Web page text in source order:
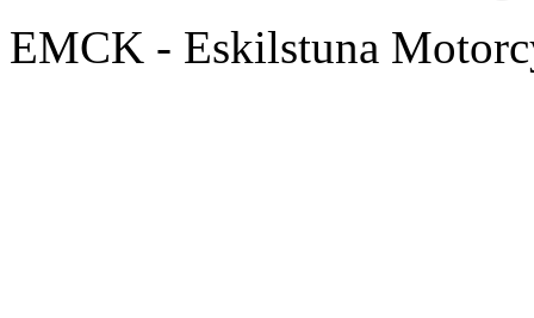
EMCK - Eskilstuna